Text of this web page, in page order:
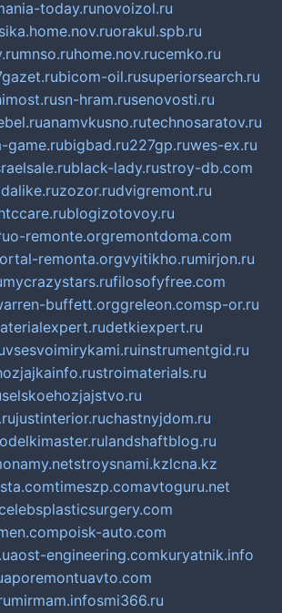
today.runovoizol.ru
orakul.spb.ru
mnso.ruhome.nov.rucemko.ru
bicom-oil.rusuperiorsearch.ru
sn-hram.rusenovosti.ru
anamvkusno.rutechnosaratov.ru
game.rubigbad.ru227gp.ruwes-ex.ru
black-lady.rustroy-db.com
zozor.rudvigremont.ru
blogizotovoy.ru
o-remonte.orgremontdoma.com
remonta.orgvyitikho.rumirjon.ru
mycrazystars.rufilosofyfree.com
buffett.orggreleon.comsp-or.ru
detkiexpert.ru
vsesvoimirykami.ruinstrumentgid.ru
stroimaterials.ru
selskoehozjajstvo.ru
justinterior.ruchastnyjdom.ru
landshaftblog.ru
stroysnami.kzlcna.kz
timeszp.comavtoguru.net
poisk-auto.com
ost-engineering.comkuryatnik.info
poremontuavto.com
mirmam.infosmi366.ru